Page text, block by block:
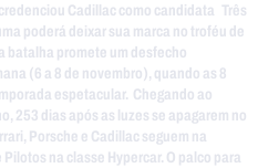
Cadillac como candidata Três
poderá deixar sua marca no troféu de
batalha promete um desfecho
(6 a 8 de novembro), quando as 8
espetacular. Chegando ao
253 dias após as luzes se apagarem no
Porsche e Cadillac seguem na
na classe Hypercar. O palco para